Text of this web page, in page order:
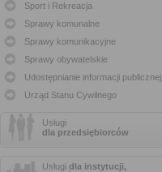
Sport i Rekreacja
Sprawy komunalne
Sprawy komunikacyjne
Sprawy obywatelskie
Udostępnianie informacji publicznej
Urząd Stanu Cywilnego
Usługi
dla przedsiębiorców
Usługi dla instytucji,